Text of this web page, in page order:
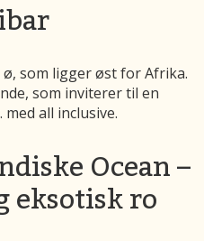
som ligger øst for Afrika.
som inviterer til en
all inclusive.
Ocean –
eksotisk ro